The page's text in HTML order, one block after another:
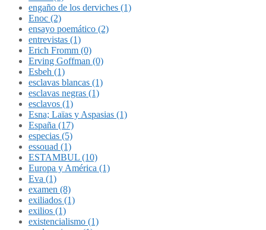
engaño de los derviches (1)
Enoc (2)
ensayo poemático (2)
entrevistas (1)
Erich Fromm (0)
Erving Goffman (0)
Esbeh (1)
esclavas blancas (1)
esclavas negras (1)
esclavos (1)
Esna; Laïas y Aspasias (1)
España (17)
especias (5)
essouad (1)
ESTAMBUL (10)
Europa y América (1)
Eva (1)
examen (8)
exiliados (1)
exilios (1)
existencialismo (1)